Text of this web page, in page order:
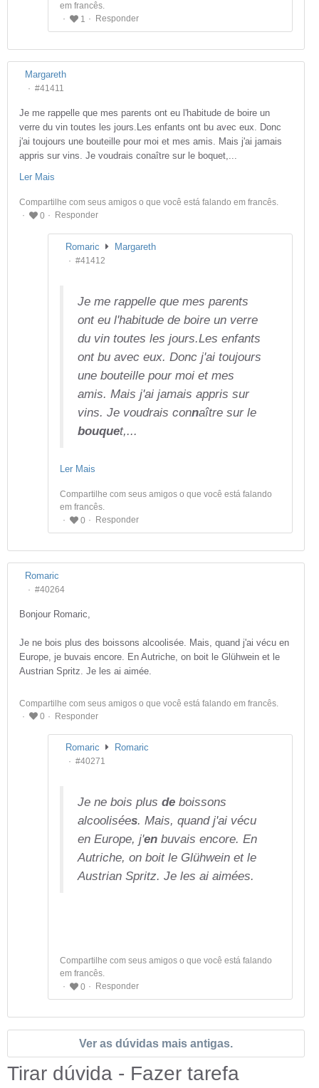
em francês.
1
Responder
Margareth
#41411
Je me rappelle que mes parents ont eu l'habitude de boire un
verre du vin toutes les jours.Les enfants ont bu avec eux. Donc
j'ai toujours une bouteille pour moi et mes amis. Mais j'ai jamais
appris sur vins. Je voudrais conaître sur le boquet,...
Ler Mais
Compartilhe com seus amigos o que você está falando em francês.
0
Responder
Romaric Margareth
#41412
Je me rappelle que mes parents
ont eu l'habitude de boire un verre
du vin toutes les jours.Les enfants
ont bu avec eux. Donc j'ai toujours
une bouteille pour moi et mes
amis. Mais j'ai jamais appris sur
vins. Je voudrais connaître sur le
bouquet,...
Ler Mais
Compartilhe com seus amigos o que você está falando
em francês.
0
Responder
Romaric
#40264
Bonjour Romaric,
Je ne bois plus des boissons alcoolisée. Mais, quand j'ai vécu en
Europe, je buvais encore. En Autriche, on boit le Glühwein et le
Austrian Spritz. Je les ai aimée.
Compartilhe com seus amigos o que você está falando em francês.
0
Responder
Romaric Romaric
#40271
Je ne bois plus de boissons
alcoolisées. Mais, quand j'ai vécu
en Europe, j'en buvais encore. En
Autriche, on boit le Glühwein et le
Austrian Spritz. Je les ai aimées.
Compartilhe com seus amigos o que você está falando
em francês.
0
Responder
Ver as dúvidas mais antigas.
Tirar dúvida - Fazer tarefa